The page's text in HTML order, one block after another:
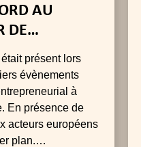
AU
DE
présent lors
évènements
à
En présence de
acteurs européens
plan.